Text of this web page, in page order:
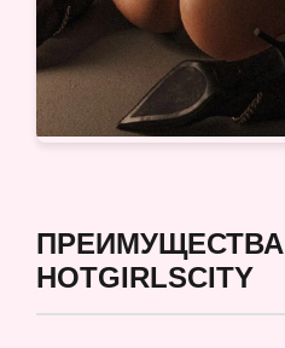
ПРЕИМУЩЕСТВА
HOTGIRLSCITY